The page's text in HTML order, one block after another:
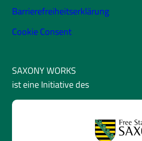
Barrierefreiheitserklärung
Cookie Consent
SAXONY WORKS
ist eine Initiative des